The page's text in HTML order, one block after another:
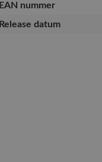
EAN nummer
Release datum